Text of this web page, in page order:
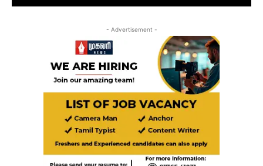
- Advertisement -